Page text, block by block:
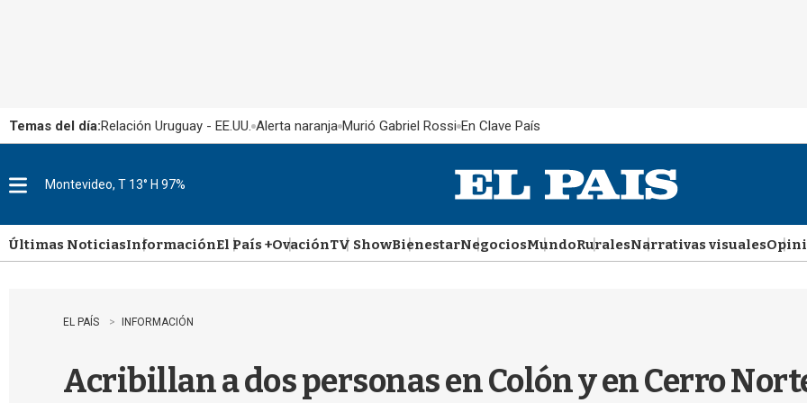
Temas del día:Relación Uruguay - EE.UU. Alerta naranja Murió Gabriel Rossi En Clave País
u
Montevideo, T 13° H 97%
Últimas NoticiasInformaciónEl País +OvaciónTV ShowBienestarNegociosMundoRuralesNarrativas visuales
EL PAÍS INFORMACIÓN
Acribillan a dos personas en Colón y en Cerro